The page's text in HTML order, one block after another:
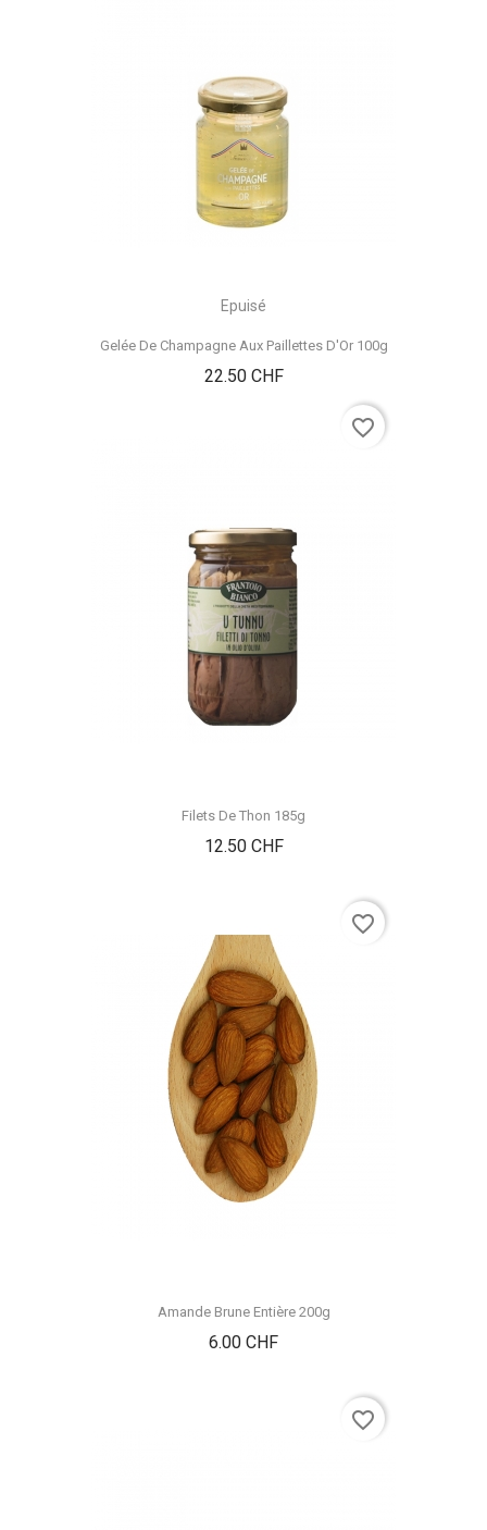
Epuisé
Gelée De Champagne Aux Paillettes D'Or 100g
22.50 CHFPrix
Filets De Thon 185g
12.50 CHFPrix
favorite_border
Amande Brune Entière 200g
6.00 CHFPrix
favorite_border
favorite_border